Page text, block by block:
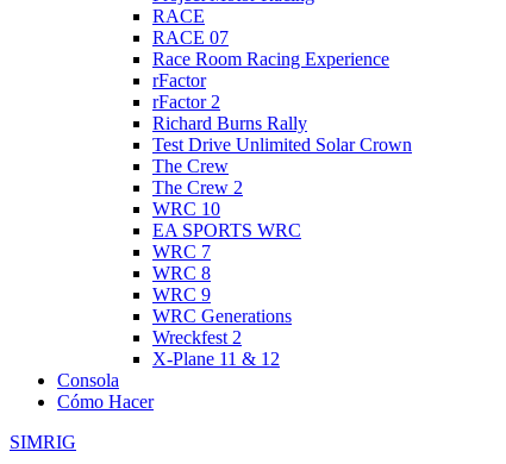
RACE
RACE 07
Race Room Racing Experience
rFactor
rFactor 2
Richard Burns Rally
Test Drive Unlimited Solar Crown
The Crew
The Crew 2
WRC 10
EA SPORTS WRC
WRC 7
WRC 8
WRC 9
WRC Generations
Wreckfest 2
X-Plane 11 & 12
Consola
Cómo Hacer
SIMRIG